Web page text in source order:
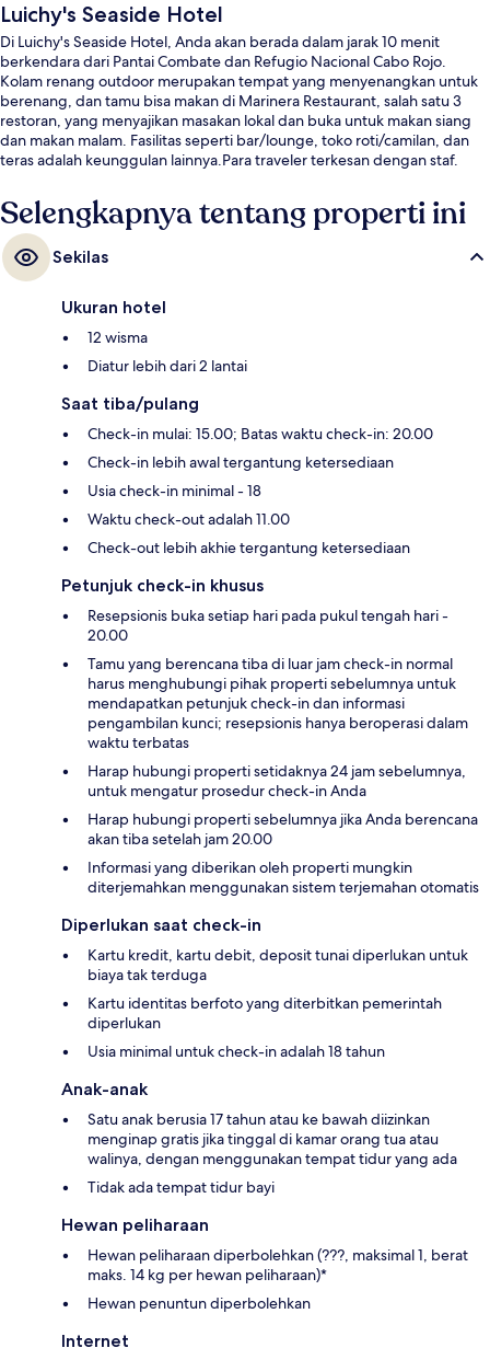
Luichy's Seaside Hotel
Di Luichy's Seaside Hotel, Anda akan berada dalam jarak 10 menit
berkendara dari Pantai Combate dan Refugio Nacional Cabo Rojo.
Kolam renang outdoor merupakan tempat yang menyenangkan untuk
berenang, dan tamu bisa makan di Marinera Restaurant, salah satu 3
restoran, yang menyajikan masakan lokal dan buka untuk makan siang
dan makan malam. Fasilitas seperti bar/lounge, toko roti/camilan, dan
teras adalah keunggulan lainnya.Para traveler terkesan dengan staf.
Selengkapnya tentang properti ini
Sekilas
Ukuran hotel
12 wisma
Diatur lebih dari 2 lantai
Saat tiba/pulang
Check-in mulai: 15.00; Batas waktu check-in: 20.00
Check-in lebih awal tergantung ketersediaan
Usia check-in minimal - 18
Waktu check-out adalah 11.00
Check-out lebih akhie tergantung ketersediaan
Petunjuk check-in khusus
Resepsionis buka setiap hari pada pukul tengah hari -
20.00
Tamu yang berencana tiba di luar jam check-in normal
harus menghubungi pihak properti sebelumnya untuk
mendapatkan petunjuk check-in dan informasi
pengambilan kunci; resepsionis hanya beroperasi dalam
waktu terbatas
Harap hubungi properti setidaknya 24 jam sebelumnya,
untuk mengatur prosedur check-in Anda
Harap hubungi properti sebelumnya jika Anda berencana
akan tiba setelah jam 20.00
Informasi yang diberikan oleh properti mungkin
diterjemahkan menggunakan sistem terjemahan otomatis
Diperlukan saat check-in
Kartu kredit, kartu debit, deposit tunai diperlukan untuk
biaya tak terduga
Kartu identitas berfoto yang diterbitkan pemerintah
diperlukan
Usia minimal untuk check-in adalah 18 tahun
Anak-anak
Satu anak berusia 17 tahun atau ke bawah diizinkan
menginap gratis jika tinggal di kamar orang tua atau
walinya, dengan menggunakan tempat tidur yang ada
Tidak ada tempat tidur bayi
Hewan peliharaan
Hewan peliharaan diperbolehkan (???, maksimal 1, berat
maks. 14 kg per hewan peliharaan)*
Hewan penuntun diperbolehkan
Internet